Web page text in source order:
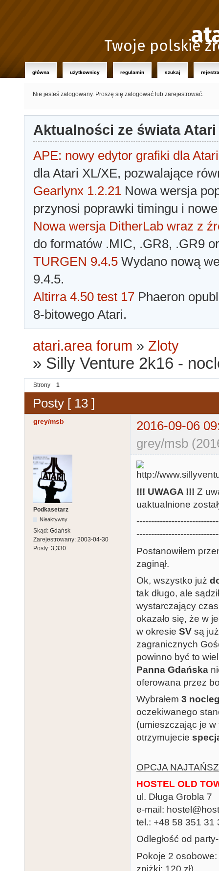
Twoje polskie
główna użytkownicy regulamin szukaj
Nie jesteś zalogowany. Proszę się zalogować lub zarejestrować.
Aktualności ze świata Atari
APE: nowy edytor grafiki dla Atari
dla Atari XL/XE, pozwalające
Gearlynx 1.2.21 Nowa wersja
przynosi poprawki timingu i
Nowa wersja DitherLab wraz z
do formatów .MIC, .GR8, .GR9
TURGEN 9.4.5 Wydano nową
9.4.5.
Altirra 4.50 test 17 Phaeron
8-bitowego Atari.
atari.area forum » Zloty
» Silly Venture 2k16 -
Strony 1
Posty [ 13 ]
grey/msb
2016-09-06
grey/msb
Podkasetarz
Nieaktywny
Skąd: Gdańsk
Zarejestrowany: 2003-04-30
Posty: 3,330
!!! UWAGA !!! Z
uaktualnione
Postanowiłem
zaginął.
Ok, wszystko już
tak długo, ale
wystarczający
okazało się, że w
w okresie SV są
zagranicznych
powinno być to
Panna Gdańska
oferowana przez
Wybrałem 3
oczekiwanego
(umieszczając je
otrzymujecie
OPCJA
HOSTEL OLD
ul. Długa Grobla 7
e-mail:
tel.: +48 58 351 31
Odległość od
Pokoje 2 osobowe:
zniżki: 120 zł)